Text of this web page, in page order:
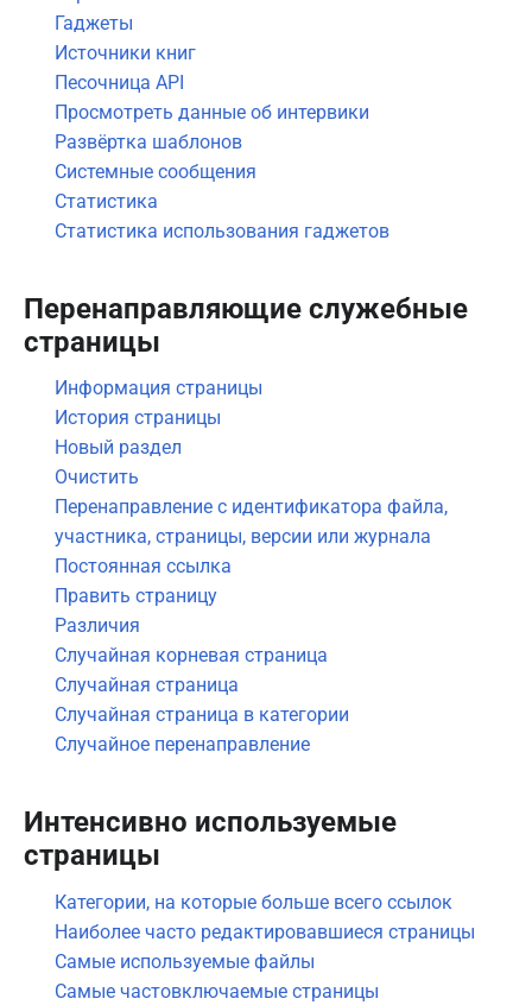
Гаджеты
Источники книг
Песочница API
Просмотреть данные об интервики
Развёртка шаблонов
Системные сообщения
Статистика
Статистика использования гаджетов
Перенаправляющие служебные
страницы
Информация страницы
История страницы
Новый раздел
Очистить
Перенаправление с идентификатора файла,
участника, страницы, версии или журнала
Постоянная ссылка
Править страницу
Различия
Случайная корневая страница
Случайная страница
Случайная страница в категории
Случайное перенаправление
Интенсивно используемые
страницы
Категории, на которые больше всего ссылок
Наиболее часто редактировавшиеся страницы
Самые используемые файлы
Самые частовключаемые страницы